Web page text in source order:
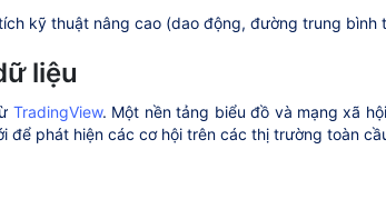
kỹ thuật nâng cao (dao động, đường trung bình
liệu
TradingView. Một nền tảng biểu đồ và mạng xã
để phát hiện các cơ hội trên các thị trường toàn